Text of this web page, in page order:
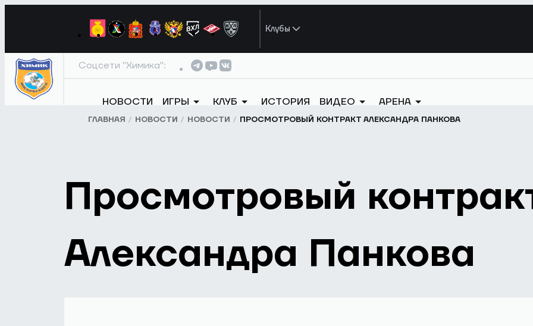
Клубы
Соцсети "Химика":
НОВОСТИ ИГРЫ КЛУБ ИСТОРИЯ ВИДЕО АРЕНА
ГЛАВНАЯ НОВОСТИ НОВОСТИ ПРОСМОТРОВЫЙ КОНТРАКТ АЛЕКСАНДРА ПАНКОВА
Просмотровый
Александра Панкова